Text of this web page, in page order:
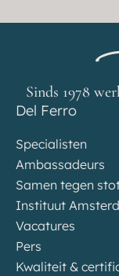
Sinds 1978
Del Ferro
Specialisten
Ambassadeurs
Samen tegen
Instituut
Vacatures
Pers
Kwaliteit &